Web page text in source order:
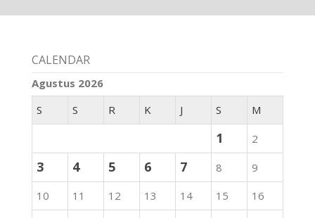
CALENDAR
Agustus 2026
S
S R K J S M
1 2
3 4 5 6 7 8
9
10
11 12 13 14 15
16